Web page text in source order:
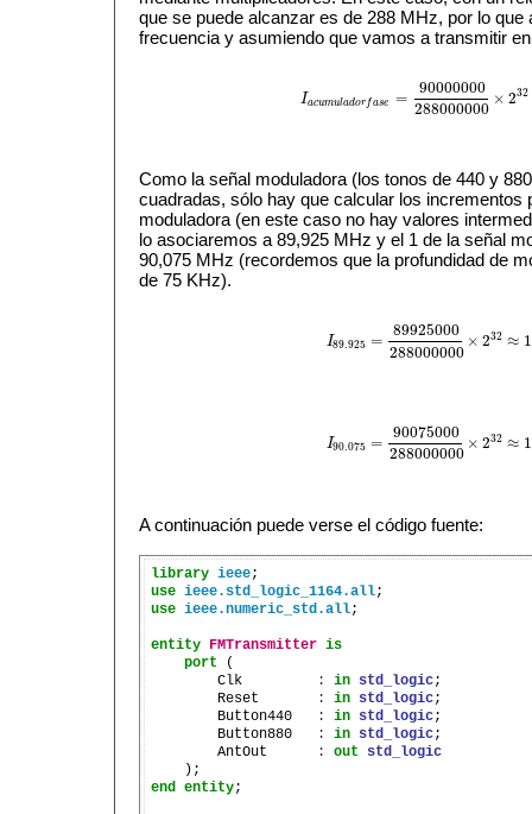
que se puede alcanzar es de 288 MHz, por lo
frecuencia y asumiendo que vamos a transmitir
Iacumulador fase =
90000000
288000000
× 232
Iacumuladorfas e=90000000288000000×
Como la señal moduladora (los tonos de 440 y
cuadradas, sólo hay que calcular los incrementos
moduladora (en este caso no hay valores
lo asociaremos a 89,925 MHz y el 1 de la señal
90,075 MHz (recordemos que la profundidad de
de 75 KHz).
I89.925 =
89925000
288000000
× 232 ≈
I89.925 =89925000288000000× 232
I90.075 =
90075000
288000000
× 232 ≈
I90.075 =90075000288000000× 232
A continuación puede verse el código fuente:
library ieee
use ieee.std_logic_1164.all
use ieee.numeric_std.all;
entity FMTransmitter is
port (
        Clk
: in std_logic;
        Reset
: in std_logic;
        Button440
: in std_logic;
        Button880
: in std_logic;
        AntOut
: out
std_logic
end entity;